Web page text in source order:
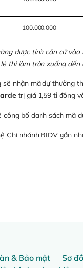
100.000.000
được tính căn cứ
thì làm tròn xuống đến
sẽ nhận mã dự thưởng
trị giá 1,59 tỉ đồng
bố danh sách mã
Chi nhánh BIDV gần
& Bảo mật Sơ